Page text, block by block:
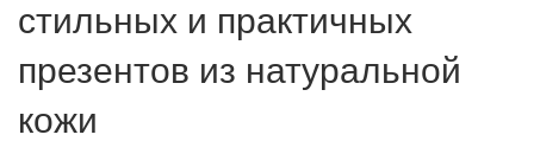
стильных и практичных
презентов из натуральной
кожи